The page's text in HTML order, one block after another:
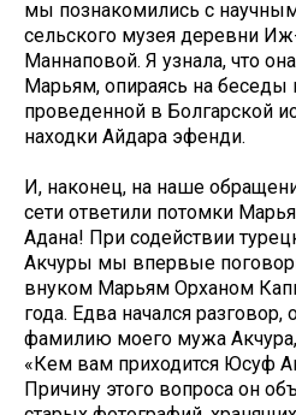
мы познакомились с
сельского музея деревни
Маннаповой. Я узнала, что
Марьям, опираясь на беседы
проведенной в Болгарской
находки Айдара эфенди.
И, наконец, на наше
сети ответили потомки
Адана! При содействии
Акчуры мы впервые
внуком Марьям Орханом
года. Едва начался разговор,
фамилию моего мужа Акчура,
«Кем вам приходится Юсуф
Причину этого вопроса он